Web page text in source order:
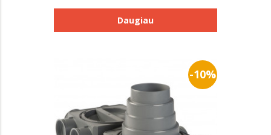
Daugiau
-10%